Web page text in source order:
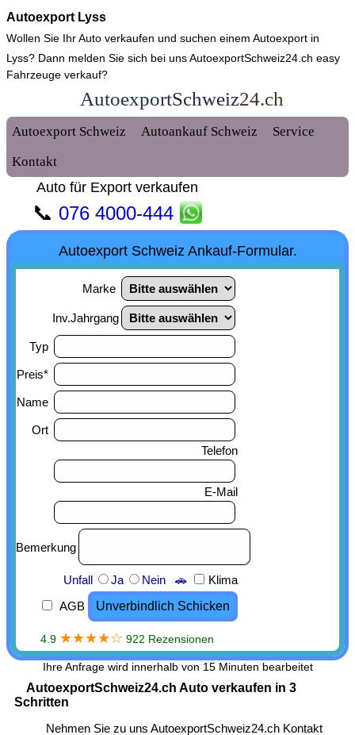
Autoexport Lyss
Wollen Sie Ihr Auto verkaufen und suchen einem Autoexport in
Lyss? Dann melden Sie sich bei uns AutoexportSchweiz24.ch easy
Fahrzeuge verkauf?